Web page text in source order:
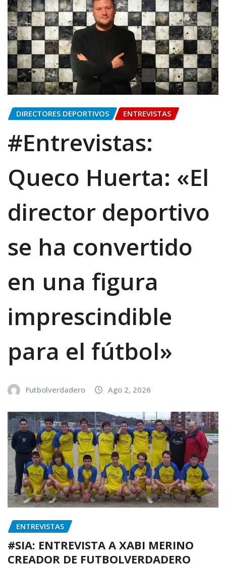
DIRECTORES DEPORTIVOS ENTREVISTAS
#Entrevistas:
Queco Huerta: «El
director deportivo
se ha convertido
en una figura
imprescindible
para el fútbol»
Futbolverdadero Ago 2, 2026
ENTREVISTAS
#SIA: ENTREVISTA A XABI MERINO
CREADOR DE FUTBOLVERDADERO